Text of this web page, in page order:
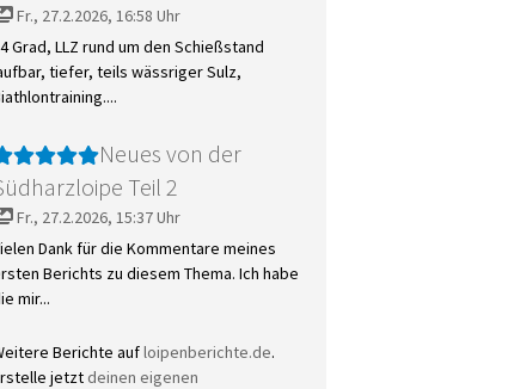
Fr., 27.2.2026, 16:58 Uhr
Grad, LLZ rund um den Schießstand
tiefer, teils wässriger Sulz,
Neues von der
Teil 2
Fr., 27.2.2026, 15:37 Uhr
Dank für die Kommentare meines
Berichts zu diesem Thema. Ich habe
mir...
Berichte aufloipenberichte.de.
jetzt deinen eigenen